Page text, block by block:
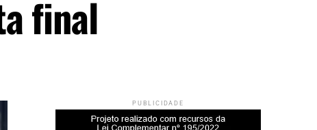
final
PUBLICIDADE